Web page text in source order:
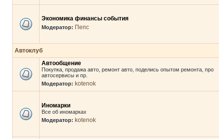
Экономика финансы события
Модератор: Пепс
Автоклуб
Автообщение
Покупка, продажа авто, ремонт авто, поделись опытом ремонта, про
автосервисы и пр.
Модератор: kotenok
Иномарки
Все об иномарках
Модератор: kotenok